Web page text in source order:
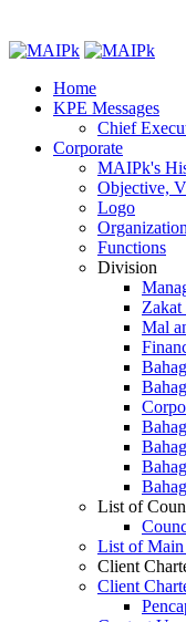
Home
KPE Messages
Chief
Corporate
MAIPk's
Objective,
Logo
Functions
Division
Mal
List of
List of Main
Client
Client